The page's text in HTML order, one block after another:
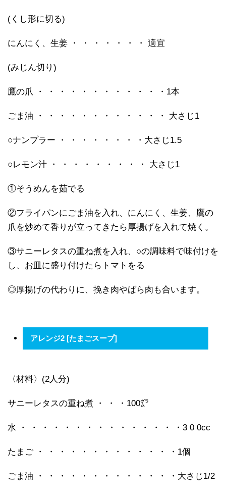
(くし形に切る)
にんにく、生姜 ・ ・ ・ ・ ・ ・ ・ 適宜
(みじん切り)
鷹の爪 ・ ・ ・ ・ ・ ・ ・ ・ ・ ・ ・ ・1本
ごま油 ・ ・ ・ ・ ・ ・ ・ ・ ・ ・ ・ ・ 大さじ1
○ナンプラー ・ ・ ・ ・ ・ ・ ・ ・大さじ1.5
○レモン汁 ・ ・ ・ ・ ・ ・ ・ ・ ・ 大さじ1
①そうめんを茹でる
②フライパンにごま油を入れ、にんにく、生姜、鷹の
爪を炒めて香りが立ってきたら厚揚げを入れて焼く。
③サニーレタスの重ね煮を入れ、○の調味料で味付けを
し、お皿に盛り付けたらトマトをる
◎厚揚げの代わりに、挽き肉やばら肉も合います。
アレンジ2 [たまごスープ]
〈材料〉(2人分)
サニーレタスの重ね煮 ・ ・ ・100㌘
水 ・ ・ ・ ・ ・ ・ ・ ・ ・ ・ ・ ・ ・ ・ ・3 0 0cc
たまご ・ ・ ・ ・ ・ ・ ・ ・ ・ ・ ・ ・ ・1個
ごま油 ・ ・ ・ ・ ・ ・ ・ ・ ・ ・ ・ ・ ・大さじ1/2